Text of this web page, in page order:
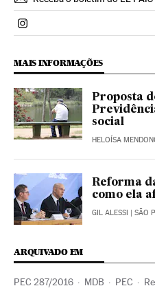
Politica El País Brasil en
MAIS INFORMAÇÕES
Proposta
social
HELOÍSA
Reforma
como ela
GIL ALESSI | SÃO
ARQUIVADO EM
PEC 287/2016 MDB PEC